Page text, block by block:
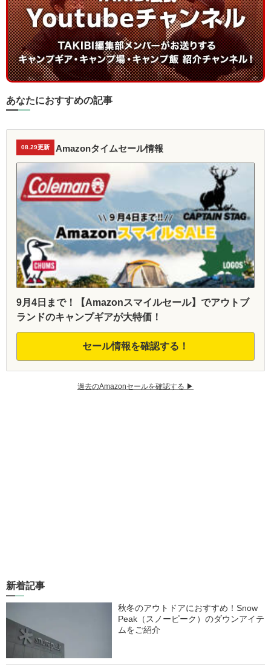
あなたにおすすめの記事
08.29更新 Amazonタイムセール情報
9月4日まで！【Amazonスマイルセール】でアウトブ
ランドのキャンプギアが大特価！
セール情報を確認する！
過去のAmazonセールを確認する ▶︎
新着記事
秋冬のアウトドアにおすすめ！Snow
Peak（スノーピーク）のダウンアイテ
ムをご紹介